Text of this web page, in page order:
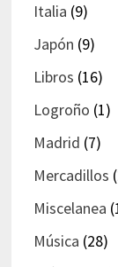
Italia (9)
Japón (9)
Libros (16)
Logroño (1)
Madrid (7)
Mercadillos
Miscelanea
Música (28)